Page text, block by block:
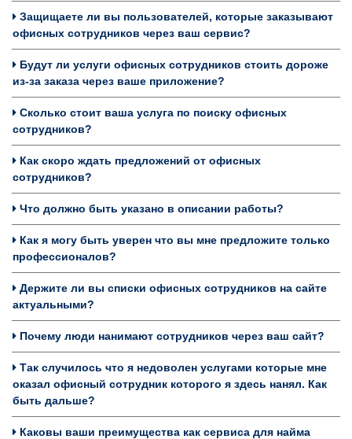
Защищаете ли вы пользователей, которые заказывают
офисных сотрудников через ваш сервис?
Будут ли услуги офисных сотрудников стоить дороже
из-за заказа через ваше приложение?
Сколько стоит ваша услуга по поиску офисных
сотрудников?
Как скоро ждать предложений от офисных
сотрудников?
Что должно быть указано в описании работы?
Как я могу быть уверен что вы мне предложите только
профессионалов?
Держите ли вы списки офисных сотрудников на сайте
актуальными?
Почему люди нанимают сотрудников через ваш сайт?
Так случилось что я недоволен услугами которые мне
оказал офисный сотрудник которого я здесь нанял. Как
быть дальше?
Каковы ваши преимущества как сервиса для найма